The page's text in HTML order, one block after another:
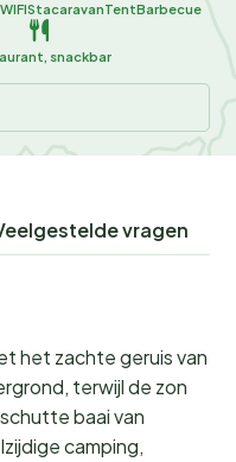
WIFIStacaravanTentBarbecue
snackbar
vragen
het zachte geruis van
terwijl de zon
baai van
camping,